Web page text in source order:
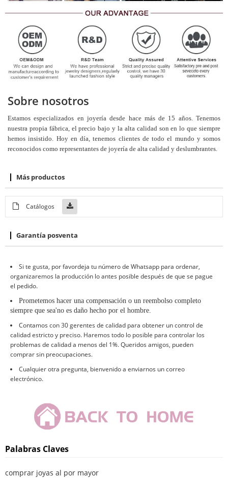
Sobre nosotros
Estamos especializados en joyería desde hace más de 15 años. Tenemos
nuestra propia fábrica, el precio bajo y la alta calidad son en lo que siempre
hemos insistido. Hoy en día, tenemos clientes de todo el mundo y somos
reconocidos como representantes de joyería de alta calidad y deslumbrantes.
Más productos
Catálogos
Garantía posventa
Si te gusta, por favordeja tu número de Whatsapp para ordenar,
organizaremos la producción lo antes posible después de que se pague
el pedido.
Prometemos hacer una compensación o un reembolso completo
siempre que sea'no es daño hecho por el hombre
Contamos con 30 gerentes de calidad para obtener un control de
calidad estricto y preciso. Haremos todo lo posible para controlar los
problemas de calidad a menos del 1%. Queridos amigos, pueden
comprar sin preocupaciones.
Cualquier otra pregunta, bienvenido a enviarnos un correo
electrónico.
Palabras Claves
comprar joyas al por mayor